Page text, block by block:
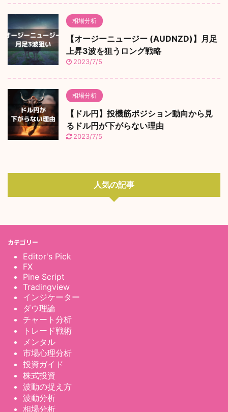
相場分析
【オージーニュージー (AUDNZD)】月足
上昇3波を狙うロング戦略
2023/7/5
相場分析
【ドル円】投機筋ポジション動向から見
るドル円が下がらない理由
2023/7/5
人気の記事
カテゴリー
Editor's Pick
FX
Pine Script
Tradingview
インジケーター
ダウ理論
チャート分析
トレード戦術
メンタル
市場心理分析
投資ガイド
株式投資
波動の捉え方
波動分析
相場分析